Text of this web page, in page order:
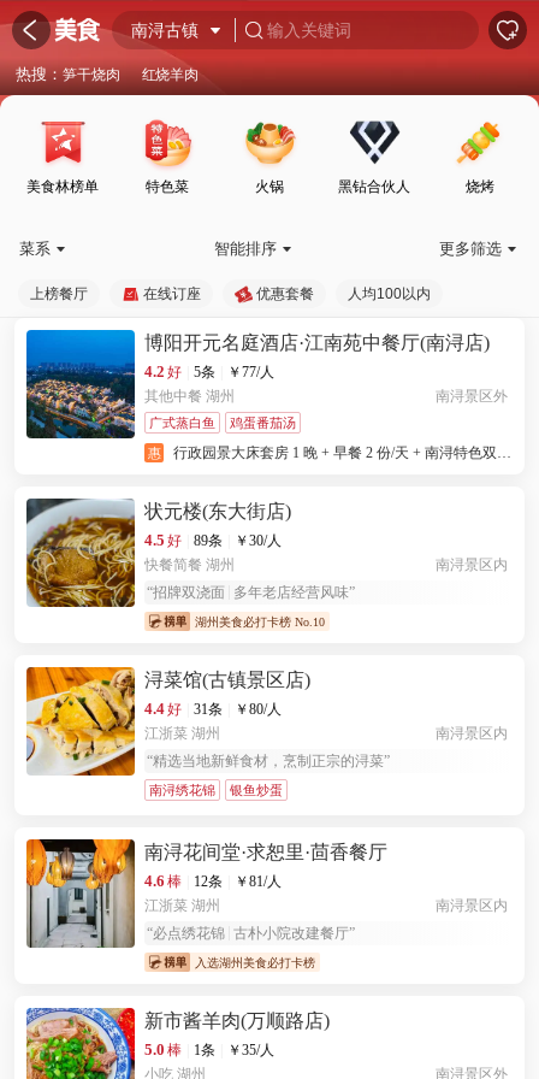
 󰦎 南浔古镇   输入关键词 
热搜：笋干烧肉 红烧羊肉
美食林榜单 特色菜 火锅 黑钻合伙人 烧烤
菜系  智能排序  更多筛选 
上榜餐厅 在线订座 优惠套餐 人均100以内
博阳开元名庭酒店·江南苑中餐厅(南浔店)
4.2 好 5条 ￥ 77/人
其他中餐 湖州 南浔景区外
广式蒸白鱼 鸡蛋番茄汤
惠
行政园景大床套房 1 晚 + 早餐 2 份/天 + 南浔特色双浇
状元楼(东大街店)
4.5 好 89条 ￥ 30/人
快餐简餐 湖州
南浔景区内
“招牌双浇面 多年老店经营风味”
湖州美食必打卡榜 No.10
浔菜馆(古镇景区店)
4.4好 31条 ￥ 80/人
江浙菜 湖州
南浔景区内
“精选当地新鲜食材，烹制正宗的浔菜”
南浔绣花锦 银鱼炒蛋
南浔花间堂·求恕里·茴香餐厅
4.6 棒 12条 ￥ 81/人
江浙菜 湖州
南浔景区内
“必点绣花锦 古朴小院改建餐厅”
入选湖州美食必打卡榜
新市酱羊肉(万顺路店)
5.0 棒 1条 ￥ 35/人
小吃 湖州 南浔景区外